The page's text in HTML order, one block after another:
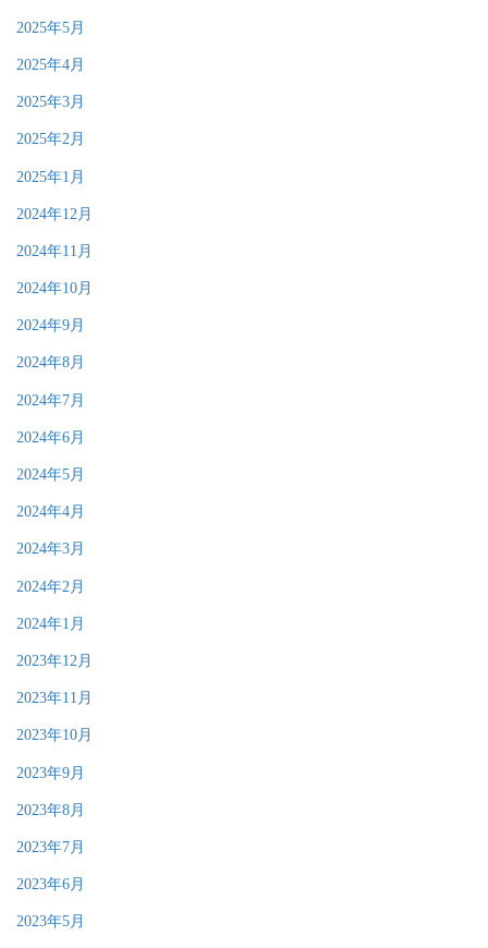
2025年5月
2025年4月
2025年3月
2025年2月
2025年1月
2024年12月
2024年11月
2024年10月
2024年9月
2024年8月
2024年7月
2024年6月
2024年5月
2024年4月
2024年3月
2024年2月
2024年1月
2023年12月
2023年11月
2023年10月
2023年9月
2023年8月
2023年7月
2023年6月
2023年5月